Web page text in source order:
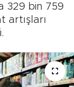
329 bin 759
artışları